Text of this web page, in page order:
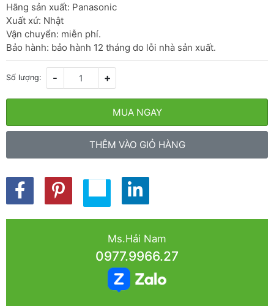
Hãng sản xuất: Panasonic
Xuất xứ: Nhật
Vận chuyển: miễn phí.
Bảo hành: bảo hành 12 tháng do lỗi nhà sản xuất.
Số lượng: - +
MUA NGAY
THÊM VÀO GIỎ HÀNG
Ms.Hải Nam
0977.9966.27